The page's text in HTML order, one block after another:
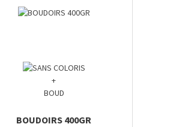
+
BOUD
BOUDOIRS 400GR